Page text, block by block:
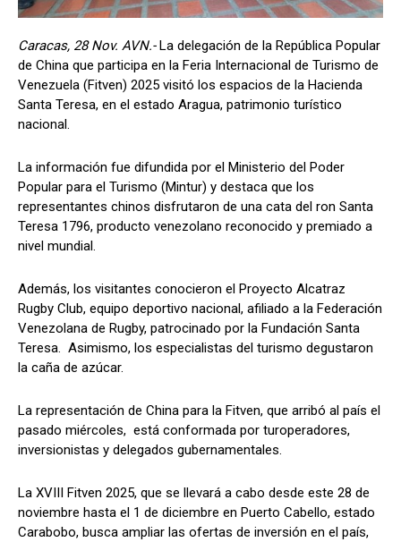
Caracas, 28 Nov. AVN.-La delegación de la República Popular
de China que participa en la Feria Internacional de Turismo de
Venezuela (Fitven) 2025 visitó los espacios de la Hacienda
Santa Teresa, en el estado Aragua, patrimonio turístico
nacional.
La información fue difundida por el Ministerio del Poder
Popular para el Turismo (Mintur) y destaca que los
representantes chinos disfrutaron de una cata del ron Santa
Teresa 1796, producto venezolano reconocido y premiado a
nivel mundial.
Además, los visitantes conocieron el Proyecto Alcatraz
Rugby Club, equipo deportivo nacional, afiliado a la Federación
Venezolana de Rugby, patrocinado por la Fundación Santa
Teresa. Asimismo, los especialistas del turismo degustaron
la caña de azúcar.
La representación de China para la Fitven, que arribó al país el
pasado miércoles, está conformada por turoperadores,
inversionistas y delegados gubernamentales.
La XVIII Fitven 2025, que se llevará a cabo desde este 28 de
noviembre hasta el 1 de diciembre en Puerto Cabello, estado
Carabobo, busca ampliar las ofertas de inversión en el país,